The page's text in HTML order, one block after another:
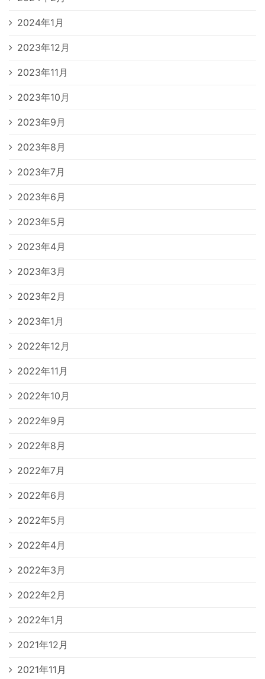
2024年1月
2023年12月
2023年11月
2023年10月
2023年9月
2023年8月
2023年7月
2023年6月
2023年5月
2023年4月
2023年3月
2023年2月
2023年1月
2022年12月
2022年11月
2022年10月
2022年9月
2022年8月
2022年7月
2022年6月
2022年5月
2022年4月
2022年3月
2022年2月
2022年1月
2021年12月
2021年11月